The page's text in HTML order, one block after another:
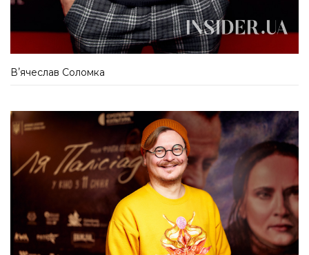
Вʼячеслав Соломка